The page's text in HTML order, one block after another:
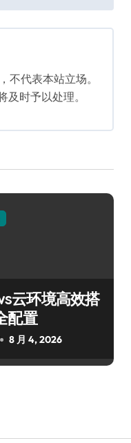
不代表本站立场。
时予以处理。
云环境高效搭
配置
8 月 4, 2026